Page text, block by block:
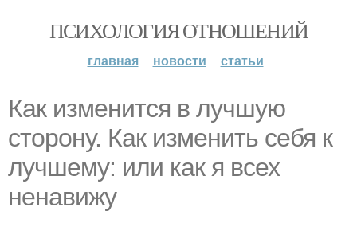
ПСИХОЛОГИЯ ОТНОШЕНИЙ
главная новости статьи
Как изменится в лучшую
сторону. Как изменить себя к
лучшему: или как я всех
ненавижу